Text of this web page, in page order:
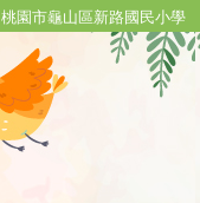
桃園市龜山區新路國民小學